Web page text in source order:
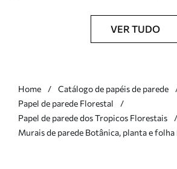
VER TUDO
Home
Catálogo de papéis de parede
Papel de parede Florestal
Papel de parede dos Tropicos Florestais
Murais de parede Botânica, planta e folha